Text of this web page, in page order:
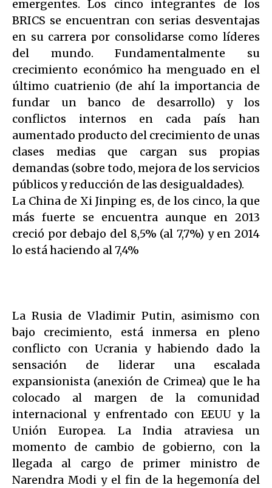
emergentes. Los cinco integrantes de los
BRICS se encuentran con serias desventajas
en su carrera por consolidarse como líderes
del mundo. Fundamentalmente su
crecimiento económico ha menguado en el
último cuatrienio (de ahí la importancia de
fundar un banco de desarrollo) y los
conflictos internos en cada país han
aumentado producto del crecimiento de unas
clases medias que cargan sus propias
demandas (sobre todo, mejora de los servicios
públicos y reducción de las desigualdades).
La China de Xi Jinping es, de los cinco, la que
más fuerte se encuentra aunque en 2013
creció por debajo del 8,5% (al 7,7%) y en 2014
lo está haciendo al 7,4%
La Rusia de Vladimir Putin, asimismo con
bajo crecimiento, está inmersa en pleno
conflicto con Ucrania y habiendo dado la
sensación de liderar una escalada
expansionista (anexión de Crimea) que le ha
colocado al margen de la comunidad
internacional y enfrentado con EEUU y la
Unión Europea. La India atraviesa un
momento de cambio de gobierno, con la
llegada al cargo de primer ministro de
Narendra Modi y el fin de la hegemonía del